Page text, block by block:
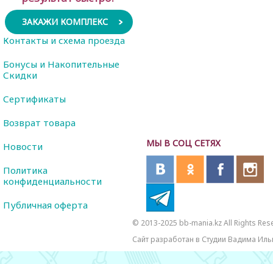
ЗАКАЖИ КОМПЛЕКС
МЫ В СОЦ СЕТЯХ
Контакты и схема проезда
Бонусы и Накопительные
Скидки
Сертификаты
Возврат товара
Новости
Политика
конфиденциальности
Публичная оферта
© 2013-2025 bb-mania.kz All Rights
Сайт разработан в Студии Вадима